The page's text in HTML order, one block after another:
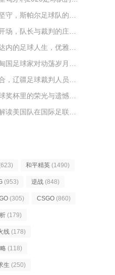
光，斯帕尔，意甲过客，意乙坚守，悲情与荣光
队长与裁判的庄重时刻
优雅的悲剧，回望齐达内的足球人生
家对动荡岁月的静默坚守
之路，辽疆足球裁判，跨越与融合的协作之路
凝固时光，中国足球奖杯里的荣光与遗憾
国际足联足球排名榜上的新篇章
和平精英 (1490)
(953) 逆战 (848)
(305) CSGO (860)
(179)
线 (178)
(118)
生 (250)